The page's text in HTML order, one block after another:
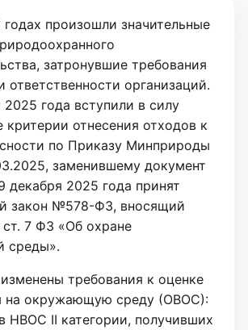
произошли значительные
затронувшие требования
ответственности организаций.
2025 года вступили в силу
критерии отнесения отходов к
по Приказу Минприроды
заменившему документ
декабря 2025 года принят
закон №578-ФЗ, вносящий
ст. 7 ФЗ «Об охране
среды».
требования к оценке
на окружающую среду (ОВОС):
НВОС II категории, получивших